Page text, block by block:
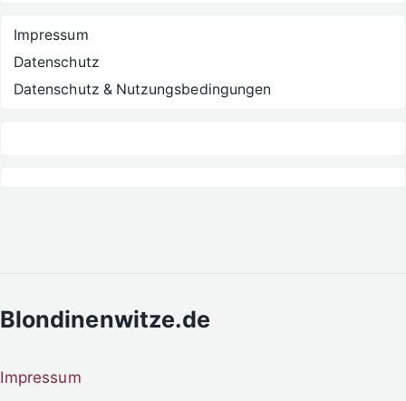
Impressum
Datenschutz
Datenschutz & Nutzungsbedingungen
Blondinenwitze.de
Impressum